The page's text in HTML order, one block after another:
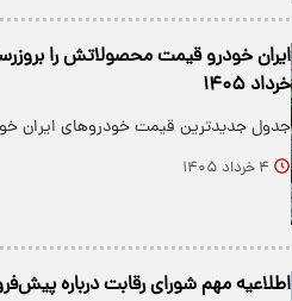
خرداد ۱۴۰۵
جدول جدیدترین قیمت خودروهای ایران خودرو امروز
۴ خرداد ۱۴۰۵
اطلاعیه مهم شورای رقابت درباره